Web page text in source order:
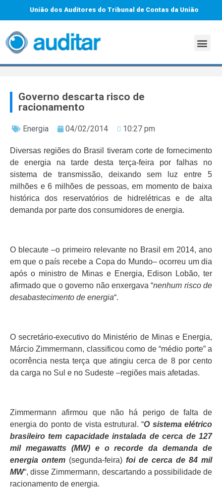
União dos Auditores do Tribunal de Contas da União
Governo descarta risco de
racionamento
Energia 04/02/2014 10:27 pm
Diversas regiões do Brasil tiveram corte de fornecimento
de energia na tarde desta terça-feira por falhas no
sistema de transmissão, deixando sem luz entre 5
milhões e 6 milhões de pessoas, em momento de baixa
histórica dos reservatórios de hidrelétricas e de alta
demanda por parte dos consumidores de energia.
O blecaute –o primeiro relevante no Brasil em 2014, ano
em que o país recebe a Copa do Mundo– ocorreu um dia
após o ministro de Minas e Energia, Edison Lobão, ter
afirmado que o governo não enxergava “nenhum risco de
desabastecimento de energia“.
O secretário-executivo do Ministério de Minas e Energia,
Márcio Zimmermann, classificou como de “médio porte” a
ocorrência nesta terça que atingiu cerca de 8 por cento
da carga no Sul e no Sudeste –regiões mais afetadas.
Zimmermann afirmou que não há perigo de falta de
energia do ponto de vista estrutural. “O sistema elétrico
brasileiro tem capacidade instalada de cerca de 127
mil megawatts (MW) e o recorde da demanda de
energia ontem (segunda-feira) foi de cerca de 84 mil
MW“, disse Zimmermann, descartando a possibilidade de
racionamento de energia.